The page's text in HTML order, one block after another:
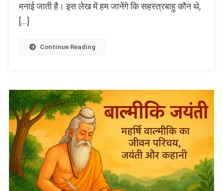
बारे
मनाई जाती है। इस लेख में हम जानेंगे कि सहस्त्रबाहु कौन थे,
[…]
Continue Reading